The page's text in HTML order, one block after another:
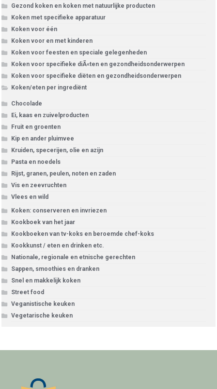
Gezond koken en koken met natuurlijke producten
Koken met specifieke apparatuur
Koken voor één
Koken voor en met kinderen
Koken voor feesten en speciale gelegenheden
Koken voor specifieke diÃ«ten en gezondheidsonderwerpen
Koken voor specifieke diëten en gezondheidsonderwerpen
Koken/eten per ingrediënt
Chocolade
Ei, kaas en zuivelproducten
Fruit en groenten
Kip en ander pluimvee
Kruiden, specerijen, olie en azijn
Pasta en noedels
Rijst, granen, peulen, noten en zaden
Vis en zeevruchten
Vlees en wild
Koken: conserveren en invriezen
Kookboek van het jaar
Kookboeken van tv-koks en beroemde chef-koks
Kookkunst / eten en drinken etc.
Nationale, regionale en etnische gerechten
Sappen, smoothies en dranken
Snel en makkelijk koken
Street food
Veganistische keuken
Vegetarische keuken